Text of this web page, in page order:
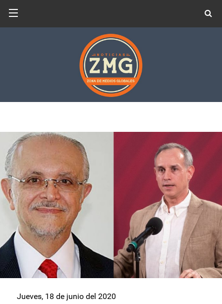
Jueves, 18 de junio del 2020